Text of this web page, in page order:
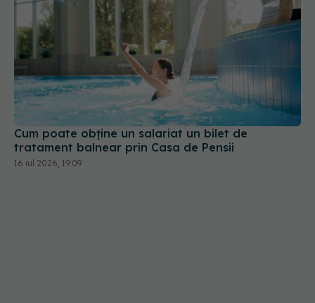
Cum poate obține un salariat un bilet de
tratament balnear prin Casa de Pensii
16 iul 2026, 19:09